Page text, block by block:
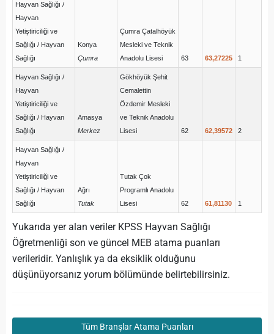
Hayvan Sağlığı /
Hayvan
Yetiştiriciliği ve
Sağlığı / Hayvan
Sağlığı
Konya
Çumra
Çumra Çatalhöyük
Mesleki ve Teknik
Anadolu Lisesi
63 63,27225 1
Hayvan Sağlığı /
Hayvan
Yetiştiriciliği ve
Sağlığı / Hayvan
Sağlığı
Amasya
Merkez
Gökhöyük Şehit
Cemalettin
Özdemir Mesleki
ve Teknik Anadolu
Lisesi
62 62,39572 2
Hayvan Sağlığı /
Hayvan
Yetiştiriciliği ve
Sağlığı / Hayvan
Sağlığı
Ağrı
Tutak
Tutak Çok
Programlı Anadolu
Lisesi
62 61,81130 1
Yukarıda yer alan veriler KPSS Hayvan Sağlığı
Öğretmenliği son ve güncel MEB atama puanları
verileridir. Yanlışlık ya da eksiklik olduğunu
düşünüyorsanız yorum bölümünde belirtebilirsiniz.
Tüm Branşlar Atama Puanları